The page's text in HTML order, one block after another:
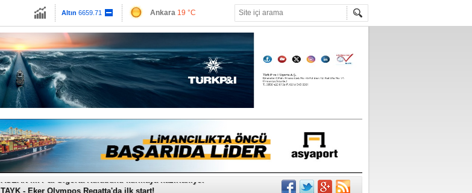
Altın 6659.71
Euro55.1258
Ankara 19 °C
Antalya26 °C
Muğla 21 °C
Çanakkale 20 °C
D-Marin, Avrupa'nın tekne fuarlarına çıkarma yapacak
Van’da inşa edilen teknelere yoğun talep var
TAYK - Eker Olympos Regatta'da ilk start!